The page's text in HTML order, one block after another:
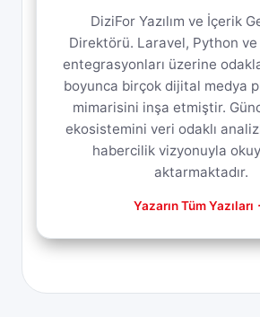
DiziFor Yazılım ve İçerik
Direktörü. Laravel, Python
entegrasyonları üzerine
boyunca birçok dijital medya
mimarisini inşa etmiştir.
ekosistemini veri odaklı
habercilik vizyonuyla
aktarmaktadır.
Yazarın Tüm Yazıları